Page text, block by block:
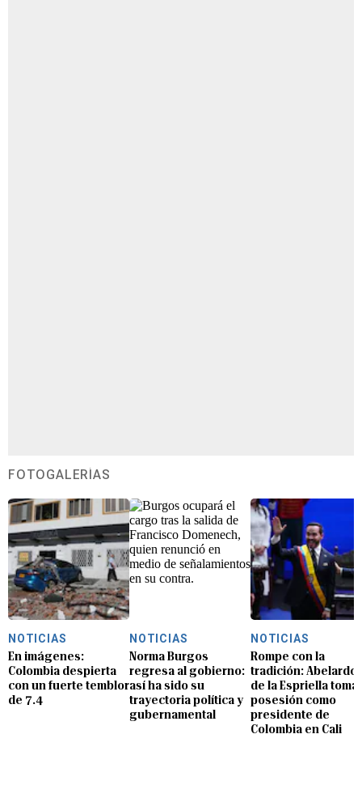
FOTOGALERÍAS
NOTICIAS
En imágenes:
Colombia despierta
con un fuerte temblor
de 7.4
NOTICIAS
Norma Burgos
regresa al gobierno:
así ha sido su
trayectoria política y
gubernamental
NOTICIAS
Rompe con la
tradición: Abelardo
de la Espriella toma
posesión como
presidente de
Colombia en Cali